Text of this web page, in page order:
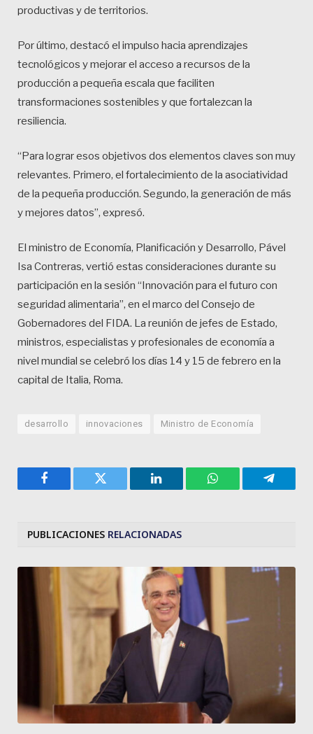
productivas y de territorios.
Por último, destacó el impulso hacia aprendizajes
tecnológicos y mejorar el acceso a recursos de la
producción a pequeña escala que faciliten
transformaciones sostenibles y que fortalezcan la
resiliencia.
“Para lograr esos objetivos dos elementos claves son muy
relevantes. Primero, el fortalecimiento de la asociatividad
de la pequeña producción. Segundo, la generación de más
y mejores datos”, expresó.
El ministro de Economía, Planificación y Desarrollo, Pável
Isa Contreras, vertió estas consideraciones durante su
participación en la sesión “Innovación para el futuro con
seguridad alimentaria”, en el marco del Consejo de
Gobernadores del FIDA. La reunión de jefes de Estado,
ministros, especialistas y profesionales de economía a
nivel mundial se celebró los días 14 y 15 de febrero en la
capital de Italia, Roma.
desarrollo innovaciones Ministro de Economía
Facebook Twitter LinkedIn WhatsApp
PUBLICACIONES RELACIONADAS